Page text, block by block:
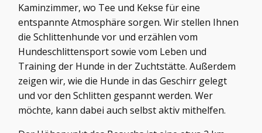
Kaminzimmer, wo Tee und Kekse für eine
entspannte Atmosphäre sorgen. Wir stellen Ihnen
die Schlittenhunde vor und erzählen vom
Hundeschlittensport sowie vom Leben und
Training der Hunde in der Zuchtstätte. Außerdem
zeigen wir, wie die Hunde in das Geschirr gelegt
und vor den Schlitten gespannt werden. Wer
möchte, kann dabei auch selbst aktiv mithelfen.